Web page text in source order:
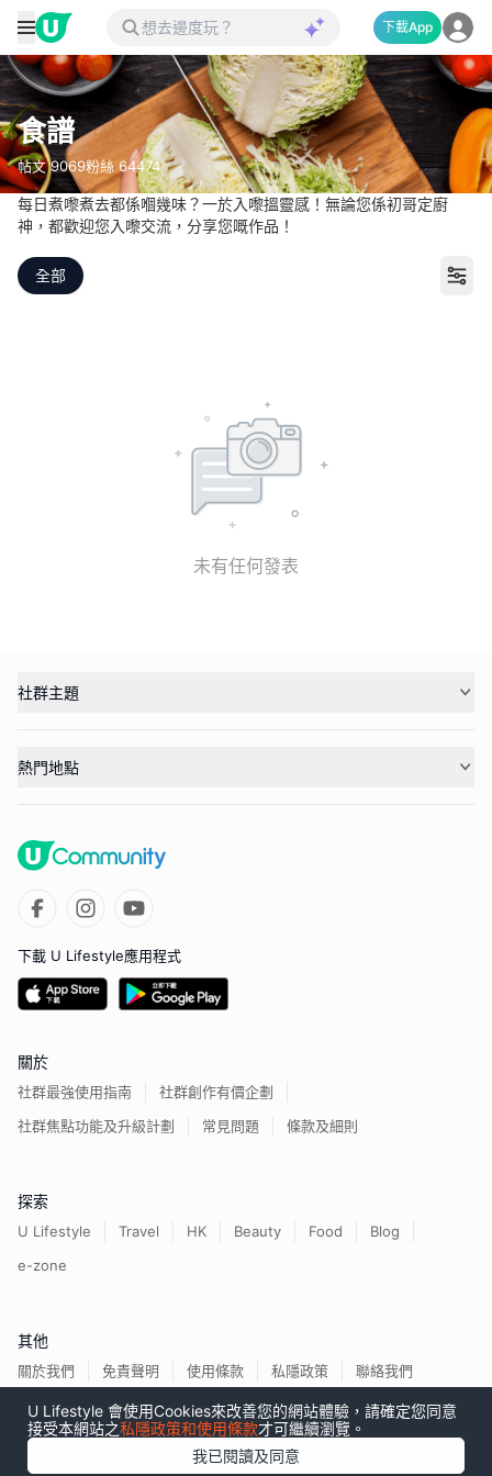
下載App
食譜
帖文9069粉絲 64474
每日煮嚟煮去都係嗰幾味？一於入嚟搵靈感！無論您係初哥定廚
神，都歡迎您入嚟交流，分享您嘅作品！
全部 速
未有任何發表
社群主題
熱門地點
下載 U Lifestyle應用程式
關於
社群最強使用指南
社群創作有價企劃
社群焦點功能及升級計劃
常見問題 條款及細則
探索
U Lifestyle Travel HK Beauty Food
Blog
e-zone
其他
關於我們 免責聲明 使用條款 私隱政策 聯絡我們
2026
U Lifestyle 會使用Cookies來改善您的網站體驗，請確定您同意
接受本網站之私隱政策和使用條款才可繼續瀏覽。
我已閱讀及同意